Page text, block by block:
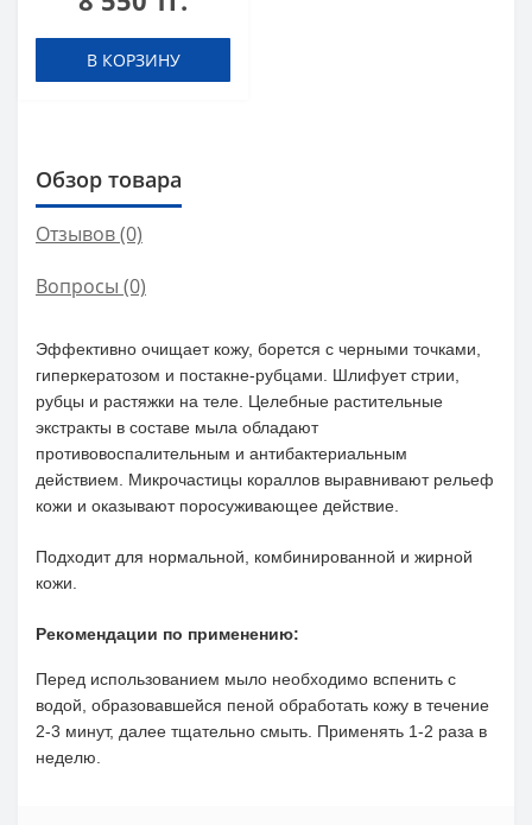
В КОРЗИНУ
Обзор товара
Отзывов (0)
Вопросы (0)
Эффективно очищает кожу, борется с черными точками,
гиперкератозом и постакне-рубцами. Шлифует стрии,
рубцы и растяжки на теле. Целебные растительные
экстракты в составе мыла обладают
противовоспалительным и антибактериальным
действием. Микрочастицы кораллов выравнивают рельеф
кожи и оказывают поросуживающее действие.
Подходит для нормальной, комбинированной и жирной
кожи.
Рекомендации по применению:
Перед использованием мыло необходимо вспенить с
водой, образовавшейся пеной обработать кожу в течение
2-3 минут, далее тщательно смыть. Применять 1-2 раза в
неделю.